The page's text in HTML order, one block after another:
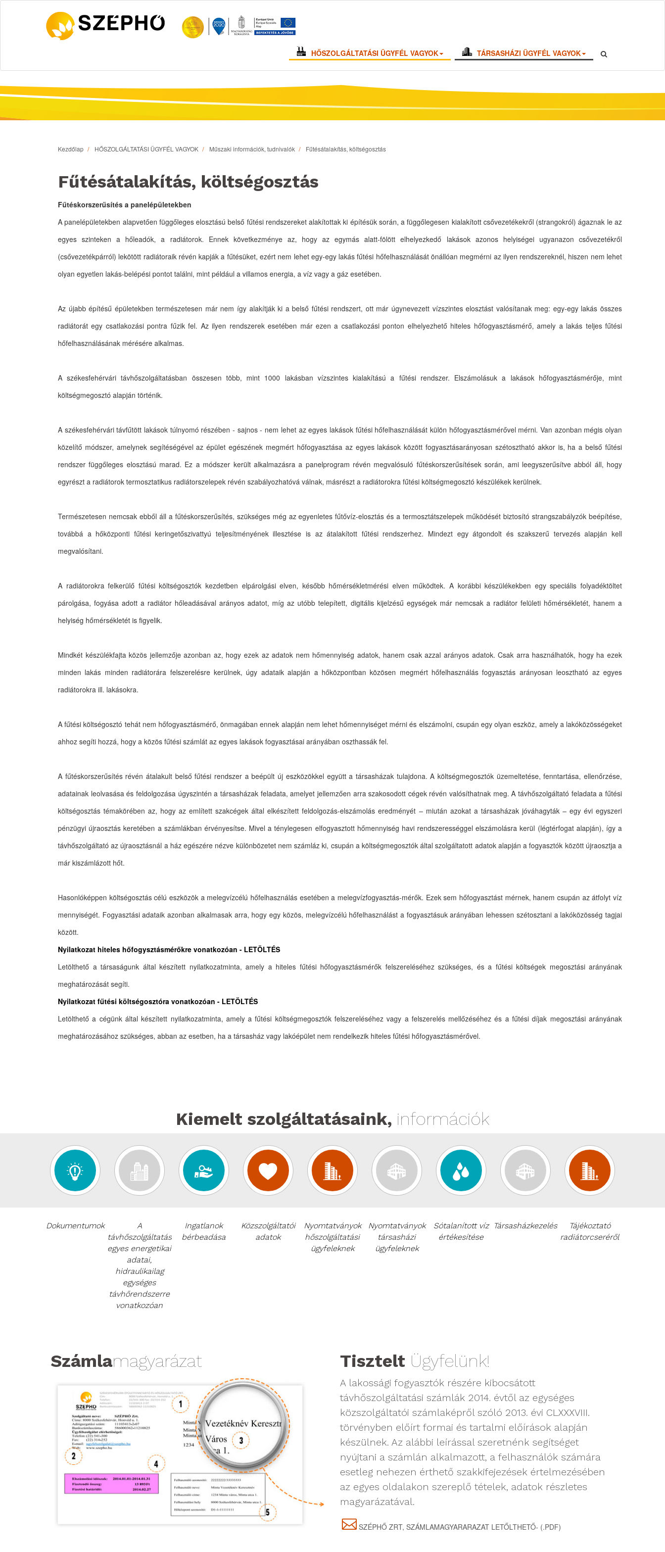
HŐSZOLGÁLTATÁSI ÜGYFÉL VAGYOK TÁRSASHÁZI ÜGYFÉL VAGYOK
Kezdőlap HŐSZOLGÁLTATÁSI ÜGYFÉL VAGYOK Műszaki információk, tudnivalók Fűtésátalakítás, költségosztás
Fűtésátalakítás, költségosztás
Fűtéskorszerűsítés a panelépületekben
A panelépületekben alapvetően függőleges elosztású belső fűtési rendszereket alakítottak ki építésük során, a függőlegesen kialakított csővezetékekről (strangokról) ágaznak le az
egyes szinteken a hőleadók, a radiátorok. Ennek következménye az, hogy az egymás alatt-fölött elhelyezkedő lakások azonos helyiségei ugyanazon csővezetékről
(csővezetékpárról) lekötött radiátoraik révén kapják a fűtésüket, ezért nem lehet egy-egy lakás fűtési hőfelhasználását önállóan megmérni az ilyen rendszereknél, hiszen nem lehet
olyan egyetlen lakás-belépési pontot találni, mint például a villamos energia, a víz vagy a gáz esetében.
Az újabb építésű épületekben természetesen már nem így alakítják ki a belső fűtési rendszert, ott már úgynevezett vízszintes elosztást valósítanak meg: egy-egy lakás összes
radiátorát egy csatlakozási pontra fűzik fel. Az ilyen rendszerek esetében már ezen a csatlakozási ponton elhelyezhető hiteles hőfogyasztásmérő, amely a lakás teljes fűtési
hőfelhasználásának mérésére alkalmas.
A székesfehérvári távhőszolgáltatásban összesen több, mint 1000 lakásban vízszintes kialakítású a fűtési rendszer. Elszámolásuk a lakások hőfogyasztásmérője, mint
költségmegosztó alapján történik.
A székesfehérvári távfűtött lakások túlnyomó részében - sajnos - nem lehet az egyes lakások fűtési hőfelhasználását külön hőfogyasztásmérővel mérni. Van azonban mégis olyan
közelítő módszer, amelynek segítéségével az épület egészének megmért hőfogyasztása az egyes lakások között fogyasztásarányosan szétosztható akkor is, ha a belső fűtési
rendszer függőleges elosztású marad. Ez a módszer került alkalmazásra a panelprogram révén megvalósuló fűtéskorszerűsítések során, ami leegyszerűsítve abból áll, hogy
egyrészt a radiátorok termosztatikus radiátorszelepek révén szabályozhatóvá válnak, másrészt a radiátorokra fűtési költségmegosztó készülékek kerülnek.
Természetesen nemcsak ebből áll a fűtéskorszerűsítés, szükséges még az egyenletes fűtővíz-elosztás és a termosztátszelepek működését biztosító strangszabályzók beépítése,
továbbá a hőközponti fűtési keringetőszivattyú teljesítményének illesztése is az átalakított fűtési rendszerhez. Mindezt egy átgondolt és szakszerű tervezés alapján kell
megvalósítani.
A radiátorokra felkerülő fűtési költségosztók kezdetben elpárolgási elven, később hőmérsékletmérési elven működtek. A korábbi készülékekben egy speciális folyadéktöltet
párolgása, fogyása adott a radiátor hőleadásával arányos adatot, míg az utóbb telepített, digitális kijelzésű egységek már nemcsak a radiátor felületi hőmérsékletét, hanem a
helyiség hőmérsékletét is figyelik.
Mindkét készülékfajta közös jellemzője azonban az, hogy ezek az adatok nem hőmennyiség adatok, hanem csak azzal arányos adatok. Csak arra használhatók, hogy ha ezek
minden lakás minden radiátorára felszerelésre kerülnek, úgy adataik alapján a hőközpontban közösen megmért hőfelhasználás fogyasztás arányosan leosztható az egyes
radiátorokra ill. lakásokra.
A fűtési költségosztó tehát nem hőfogyasztásmérő, önmagában ennek alapján nem lehet hőmennyiséget mérni és elszámolni, csupán egy olyan eszköz, amely a lakóközösségeket
ahhoz segíti hozzá, hogy a közös fűtési számlát az egyes lakások fogyasztásai arányában oszthassák fel.
A fűtéskorszerűsítés révén átalakult belső fűtési rendszer a beépült új eszközökkel együtt a társasházak tulajdona. A költségmegosztók üzemeltetése, fenntartása, ellenőrzése,
adatainak leolvasása és feldolgozása úgyszintén a társasházak feladata, amelyet jellemzően arra szakosodott cégek révén valósíthatnak meg. A távhőszolgáltató feladata a fűtési
költségosztás témakörében az, hogy az említett szakcégek által elkészített feldolgozás-elszámolás eredményét – miután azokat a társasházak jóváhagyták – egy évi egyszeri
pénzügyi újraosztás keretében a számlákban érvényesítse. Mivel a ténylegesen elfogyasztott hőmennyiség havi rendszerességgel elszámolásra kerül (légtérfogat alapján), így a
távhőszolgáltató az újraosztásnál a ház egészére nézve különbözetet nem számláz ki, csupán a költségmegosztók által szolgáltatott adatok alapján a fogyasztók között újraosztja a
már kiszámlázott hőt.
Hasonlóképpen költségosztás célú eszközök a melegvízcélú hőfelhasználás esetében a melegvízfogyasztás-mérők. Ezek sem hőfogyasztást mérnek, hanem csupán az átfolyt víz
mennyiségét. Fogyasztási adataik azonban alkalmasak arra, hogy egy közös, melegvízcélú hőfelhasználást a fogyasztásuk arányában lehessen szétosztani a lakóközösség tagjai
között.
Nyilatkozat hiteles hőfogysztásmérőkre vonatkozóan - LETÖLTÉS
Letölthető a társaságunk által készített nyilatkozatminta, amely a hiteles fűtési hőfogyasztásmérők felszereléséhez szükséges, és a fűtési költségek megosztási arányának
meghatározását segíti.
Nyilatkozat fűtési költségosztóra vonatkozóan - LETÖLTÉS
Letölthető a cégünk által készített nyilatkozatminta, amely a fűtési költségmegosztók felszereléséhez vagy a felszerelés mellőzéséhez és a fűtési díjak megosztási arányának
meghatározásához szükséges, abban az esetben, ha a társasház vagy lakóépület nem rendelkezik hiteles fűtési hőfogyasztásmérővel.
Kiemelt szolgáltatásaink, információk
Dokumentumok
A
távhőszolgáltatás
egyes energetikai
adatai,
hidraulikailag
egységes
távhőrendszerre
vonatkozóan
Ingatlanok
bérbeadása
Közszolgáltatói
adatok
Nyomtatványok
hőszolgáltatási
ügyfeleknek
Nyomtatványok
társasházi
ügyfeleknek
Sótalanított víz
értékesítése
Társasházkezelés
Tájékoztató
radiátorcseréről
Számlamagyarázat Tisztelt Ügyfelünk!
A lakossági fogyasztók részére kibocsátott
távhőszolgáltatási számlák 2014. évtől az egységes
közszolgáltatói számlaképről szóló 2013. évi CLXXXVIII.
törvényben előírt formai és tartalmi előírások alapján
készülnek. Az alábbi leírással szeretnénk segítséget
nyújtani a számlán alkalmazott, a felhasználók számára
esetleg nehezen érthető szakkifejezések értelmezésében
az egyes oldalakon szereplő tételek, adatok részletes
magyarázatával.
SZÉPHŐ ZRT, SZÁMLAMAGYARARAZAT LETŐLTHETŐ- (.PDF)